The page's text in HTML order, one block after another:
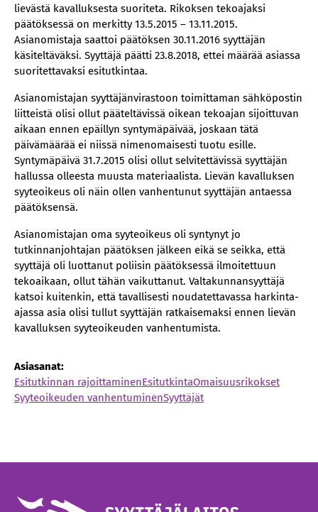
lievästä kavalluksesta suoriteta. Rikoksen tekoajaksi
päätöksessä on merkitty 13.5.2015 – 13.11.2015.
Asianomistaja saattoi päätöksen 30.11.2016 syyttäjän
käsiteltäväksi. Syyttäjä päätti 23.8.2018, ettei määrää asiassa
suoritettavaksi esitutkintaa.
Asianomistajan syyttäjänvirastoon toimittaman sähköpostin
liitteistä olisi ollut pääteltävissä oikean tekoajan sijoittuvan
aikaan ennen epäillyn syntymäpäivää, joskaan tätä
päivämäärää ei niissä nimenomaisesti tuotu esille.
Syntymäpäivä 31.7.2015 olisi ollut selvitettävissä syyttäjän
hallussa olleesta muusta materiaalista. Lievän kavalluksen
syyteoikeus oli näin ollen vanhentunut syyttäjän antaessa
päätöksensä.
Asianomistajan oma syyteoikeus oli syntynyt jo
tutkinnanjohtajan päätöksen jälkeen eikä se seikka, että
syyttäjä oli luottanut poliisin päätöksessä ilmoitettuun
tekoaikaan, ollut tähän vaikuttanut. Valtakunnansyyttäjä
katsoi kuitenkin, että tavallisesti noudatettavassa harkinta-
ajassa asia olisi tullut syyttäjän ratkaisemaksi ennen lievän
kavalluksen syyteoikeuden vanhentumista.
Asiasanat:
Esitutkinnan rajoittaminenEsitutkintaOmaisuusrikokset
Syyteoikeuden vanhentuminenSyyttäjät